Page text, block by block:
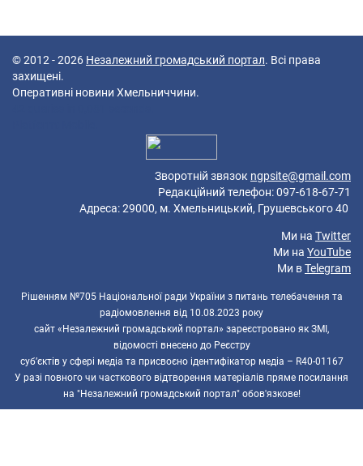
© 2012 - 2026 Незалежний громадський портал. Всі права
захищені.
Оперативні новини Хмельниччини.
Зворотній звязок ngpsite@gmail.com
Редакційний телефон: 097-618-67-71
Адреса: 29000, м. Хмельницький, Грушевського 40
Ми на Twitter
Ми на YouTube
Ми вTelegram
Рішенням №705 Національної ради України з питань телебачення та
радіомовлення від 10.08.2023 року
сайт «Незалежний громадський портал» зареєстровано як ЗМІ,
відомості внесено до Реєстру
суб’єктів у сфері медіа та присвоєно ідентифікатор медіа – R40-01167
У разі повного чи часткового відтворення матеріалів пряме посилання
на "Незалежний громадський портал" обов'язкове!